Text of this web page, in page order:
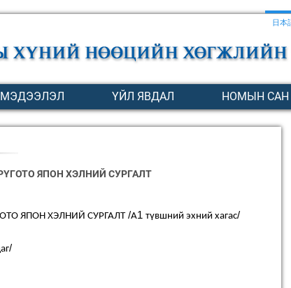
日本
МЭДЭЭЛЭЛ ҮЙЛ ЯВДАЛ НОМЫН САН
ЯПОН ХЭЛНИЙ СУРГАЛТ
ЯПОН ХЭЛНИЙ СУРГАЛТ/А1 түвшний эхний хагас/
/